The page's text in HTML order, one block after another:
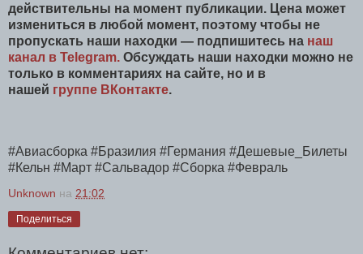
действительны на момент публикации. Цена может
измениться в любой момент, поэтому чтобы не
пропускать наши находки — подпишитесь на наш
канал в Telegram. Обсуждать наши находки можно не
только в комментариях на сайте, но и в
нашей группе ВКонтакте.
#Авиасборка #Бразилия #Германия #Дешевые_Билеты
#Кельн #Март #Сальвадор #Сборка #Февраль
Unknown на 21:02
Поделиться